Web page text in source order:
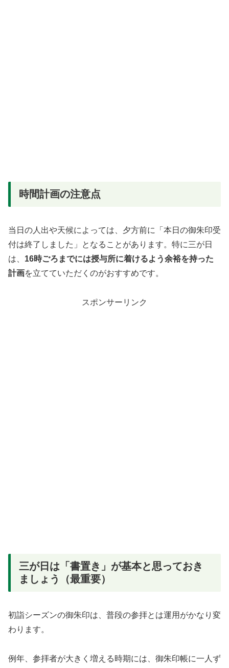
時間計画の注意点
当日の人出や天候によっては、夕方前に「本日の御朱印受
付は終了しました」となることがあります。特に三が日
は、 16時ごろまでには授与所に着けるよう余裕を持った
計画を立てていただくのがおすすめです。
スポンサーリンク
三が日は「書置き」が基本と思っておき
ましょう（最重要）
初詣シーズンの御朱印は、普段の参拝とは運用がかなり変
わります。
例年、参拝者が大きく増える時期には、御朱印帳に一人ず